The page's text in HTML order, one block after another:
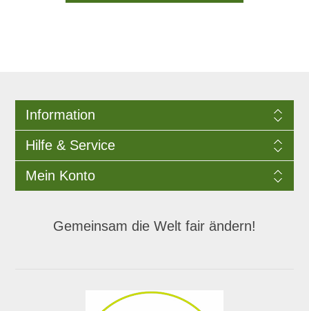
Information
Hilfe & Service
Mein Konto
Gemeinsam die Welt fair ändern!